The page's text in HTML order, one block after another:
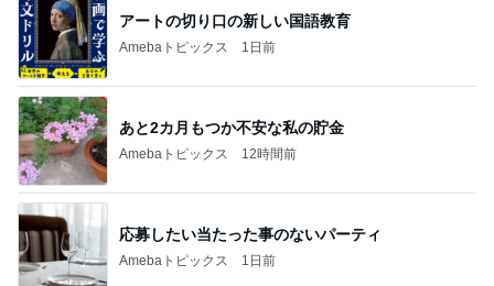
アートの切り口の新しい国語教育
Amebaトピックス 1日前
あと2カ月もつか不安な私の貯金
Amebaトピックス 12時間前
応募したい当たった事のないパーティ
Amebaトピックス 1日前